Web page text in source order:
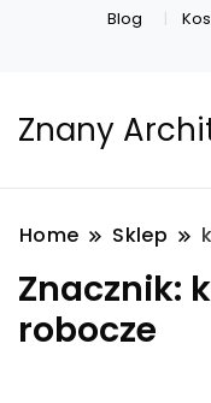
Blog
Znany
Home Sklep
Znacznik:
robocze